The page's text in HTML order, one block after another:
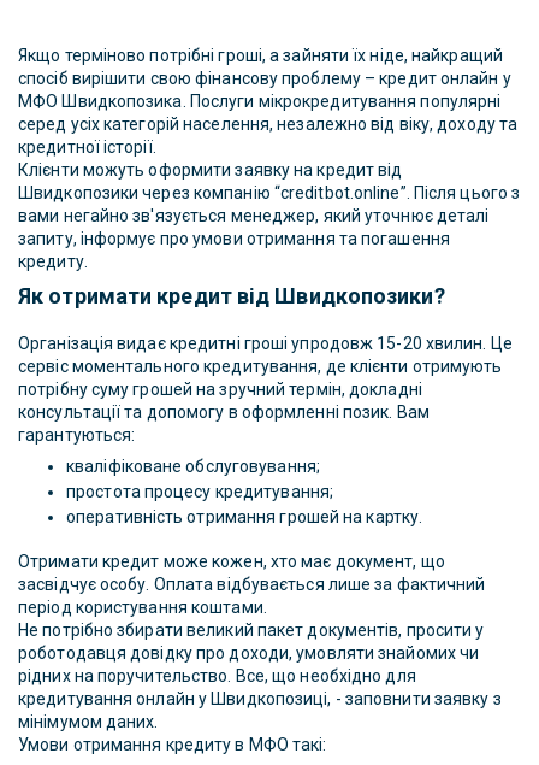
Якщо терміново потрібні гроші, а зайняти їх ніде, найкращий
спосіб вирішити свою фінансову проблему – кредит онлайн у
МФО Швидкопозика. Послуги мікрокредитування популярні
серед усіх категорій населення, незалежно від віку, доходу та
кредитної історії.
Клієнти можуть оформити заявку на кредит від
Швидкопозики через компанію “creditbot.online”. Після цього з
вами негайно зв'язується менеджер, який уточнює деталі
запиту, інформує про умови отримання та погашення
кредиту.
Як отримати кредит від Швидкопозики?
Організація видає кредитні гроші упродовж 15-20 хвилин. Це
сервіс моментального кредитування, де клієнти отримують
потрібну суму грошей на зручний термін, докладні
консультації та допомогу в оформленні позик. Вам
гарантуються:
кваліфіковане обслуговування;
простота процесу кредитування;
оперативність отримання грошей на картку.
Отримати кредит може кожен, хто має документ, що
засвідчує особу. Оплата відбувається лише за фактичний
період користування коштами.
Не потрібно збирати великий пакет документів, просити у
роботодавця довідку про доходи, умовляти знайомих чи
рідних на поручительство. Все, що необхідно для
кредитування онлайн у Швидкопозиці, - заповнити заявку з
мінімумом даних.
Умови отримання кредиту в МФО такі: